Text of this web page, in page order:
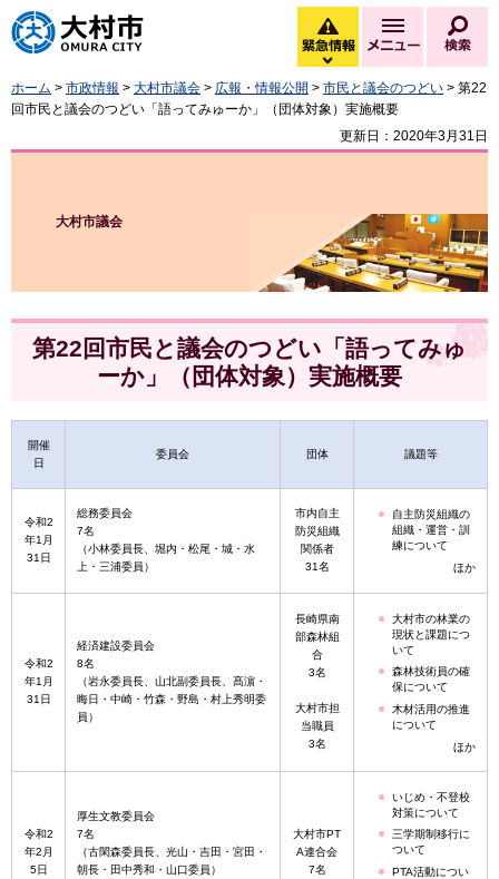
大村市
緊急情報
緊急情報を開く
メニュー
ホーム > 市政情報 > 大村市議会 > 広報・情報公開 > 市民と議会のつどい > 第22
回市民と議会のつどい「語ってみゅーか」（団体対象）実施概要
更新日：2020年3月31日
大村市議会
第22回市民と議会のつどい「語ってみゅ
ーか」（団体対象）実施概要
開催
日
委員会 団体 議題等
令和2
年1月
31日
総務委員会
7名
（小林委員長、堀内・松尾・城・水
上・三浦委員）
市内自主
防災組織
関係者
31名
自主防災組織の
組織・運営・訓
練について
ほか
令和2
年1月
31日
経済建設委員会
8名
（岩永委員長、山北副委員長、髙濵・
晦日・中崎・竹森・野島・村上秀明委
員）
長崎県南
部森林組
合
3名
大村市担
当職員
3名
大村市の林業の
現状と課題につ
いて
森林技術員の確
保について
木材活用の推進
について
ほか
令和2
年2月
5日
厚生文教委員会
7名
（古閑森委員長、光山・吉田・宮田・
朝長・田中秀和・山口委員）
大村市PT
A連合会
7名
いじめ・不登校
対策について
三学期制移行に
ついて
PTA活動につい